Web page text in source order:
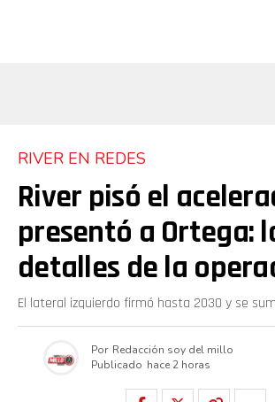
RIVER EN REDES
River pisó el
presentó a Ortega:
detalles de la
El lateral izquierdo firmó hasta 2030 y se
Por Redacción soy del millo
Publicado hace 2 horas